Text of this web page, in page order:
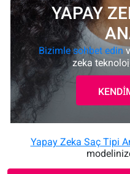
YAPAY
Bizimle sohbet edin
zeka
Yapay Zeka Saç Tipi